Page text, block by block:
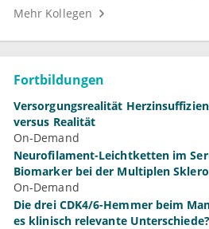
Mehr Kollegen
Fortbildungen
Versorgungsrealität
versus Realität
On-Demand
Neurofilament-Leichtketten im
Biomarker bei der Multiplen
On-Demand
Die drei CDK4/6-Hemmer beim
es klinisch relevante Unterschiede?